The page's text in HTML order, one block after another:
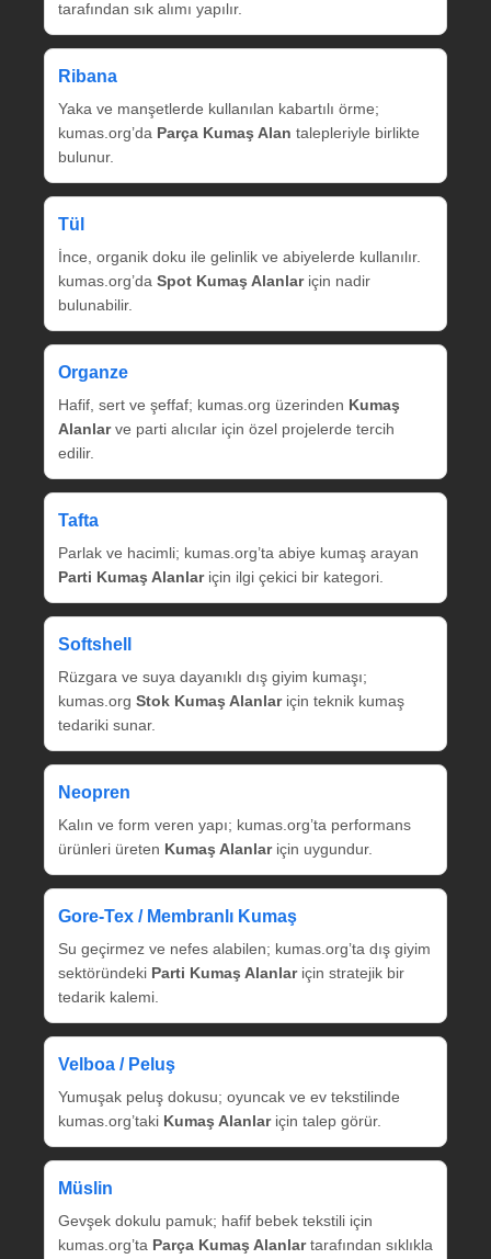
tarafından sık alımı yapılır.
Ribana
Yaka ve manşetlerde kullanılan kabartılı örme;
kumas.org’da Parça Kumaş Alan talepleriyle birlikte
bulunur.
Tül
İnce, organik doku ile gelinlik ve abiyelerde kullanılır.
kumas.org’da Spot Kumaş Alanlariçin nadir
bulunabilir.
Organze
Hafif, sert ve şeffaf; kumas.org üzerinden Kumaş
Alanlarve parti alıcılar için özel projelerde tercih
edilir.
Tafta
Parlak ve hacimli; kumas.org’ta abiye kumaş arayan
Parti Kumaş Alanlariçin ilgi çekici bir kategori.
Softshell
Rüzgara ve suya dayanıklı dış giyim kumaşı;
kumas.org Stok Kumaş Alanlariçin teknik kumaş
tedariki sunar.
Neopren
Kalın ve form veren yapı; kumas.org’ta performans
ürünleri üreten Kumaş Alanlariçin uygundur.
Gore‑Tex / Membranlı Kumaş
Su geçirmez ve nefes alabilen; kumas.org’ta dış giyim
sektöründeki Parti Kumaş Alanlariçin stratejik bir
tedarik kalemi.
Velboa / Peluş
Yumuşak peluş dokusu; oyuncak ve ev tekstilinde
kumas.org’taki Kumaş Alanlariçin talep görür.
Müslin
Gevşek dokulu pamuk; hafif bebek tekstili için
kumas.org’ta Parça Kumaş Alanlartarafından sıklıkla